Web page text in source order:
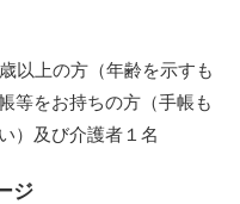
以上の方（年齢を示すも
等をお持ちの方（手帳も
）及び介護者１名
ジ